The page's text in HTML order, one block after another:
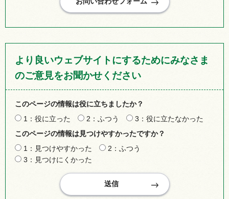
より良いウェブサイトにするためにみなさま
のご意見をお聞かせください
このページの情報は役に立ちましたか？
1：役に立った
2：ふつう
3：役に立たなかった
このページの情報は見つけやすかったですか？
1：見つけやすかった
2：ふつう
3：見つけにくかった